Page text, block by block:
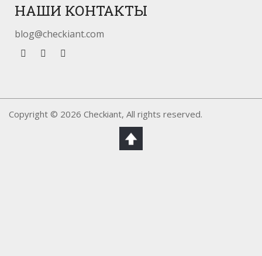
НАШИ КОНТАКТЫ
blog@checkiant.com
Copyright © 2026 Checkiant, All rights reserved.